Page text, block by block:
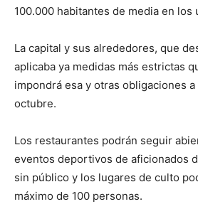
100.000 habitantes de media en los
La capital y sus alrededores, que
aplicaba ya medidas más estrictas
impondrá esa y otras obligaciones
octubre.
Los restaurantes podrán seguir
eventos deportivos de aficionados
sin público y los lugares de culto
máximo de 100 personas.